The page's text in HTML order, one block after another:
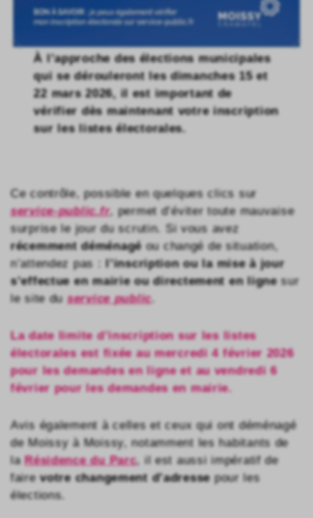
À l’approche des élections municipales
qui se dérouleront les dimanches 15 et
22 mars 2026, il est important de
vérifier dès maintenant votre inscription
sur les listes électorales.
Ce contrôle, possible en quelques clics sur
service-public.fr, permet d’éviter toute mauvaise
surprise le jour du scrutin. Si vous avez
récemment déménagéou changé de situation,
n’attendez pas :l’inscription ou la mise à jour
s’effectue en mairie ou directement en lignesur
le site duservice public.
La date limite d’inscription sur les listes
électorales est fixée au mercredi 4 février 2026
pour les demandes en ligne et au vendredi 6
février pour les demandes en mairie.
Avis également à celles et ceux qui ont déménagé
de Moissy à Moissy, notamment les habitants de
laRésidence du Parc, il est aussi impératif de
fairevotre changement d’adressepour les
élections.